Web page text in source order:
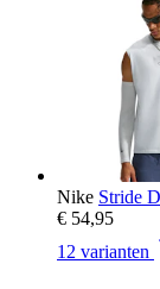
Nike Stride
€ 54,95
12 varianten